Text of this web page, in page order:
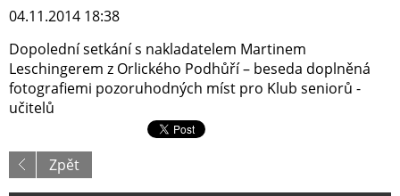
04.11.2014 18:38
Dopolední setkání s nakladatelem Martinem
Leschingerem z Orlického Podhůří – beseda doplněná
fotografiemi pozoruhodných míst pro Klub seniorů -
učitelů
Zpět